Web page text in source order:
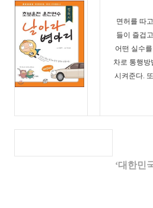
면허를 따
들이 즐겁
어떤 실수
차로 통행
시켜준다.
‘대한민